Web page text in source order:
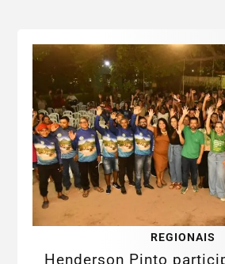
REGIONAIS
Henderson Pinto